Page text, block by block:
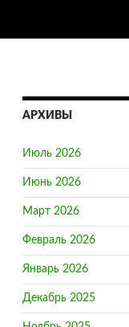
АРХИВЫ
Июль 2026
Июнь 2026
Март 2026
Февраль 2026
Январь 2026
Декабрь 2025